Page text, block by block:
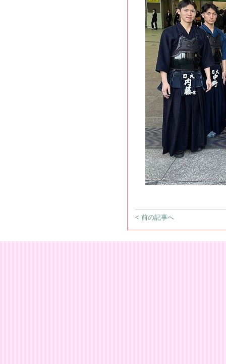
< 前の記事へ